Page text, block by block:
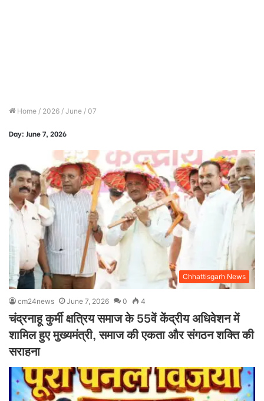
Home / 2026 / June / 07
Day: June 7, 2026
Chhattisgarh News
cm24news June 7, 2026 0 4
चंद्रनाहू कुर्मी क्षत्रिय समाज के 55वें केंद्रीय अधिवेशन में
शामिल हुए मुख्यमंत्री, समाज की एकता और संगठन शक्ति की
सराहना